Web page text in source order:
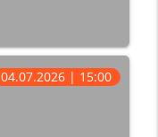
04.07.2026 | 15:00